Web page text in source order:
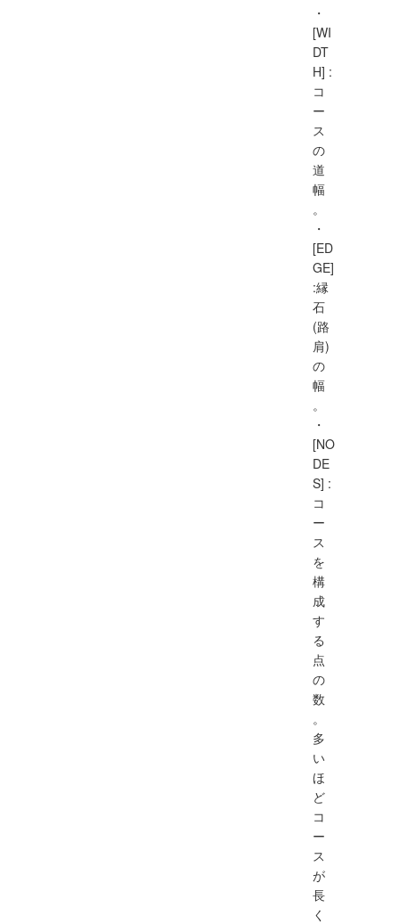
・
[WI
DT
H] :
コ
ー
ス
の
道
幅
。
・
[ED
GE]
:縁
石
(路
肩)
の
幅
。
・
[NO
DE
S] :
コ
ー
ス
を
構
成
す
る
点
の
数
。
多
い
ほ
ど
コ
ー
ス
が
長
く